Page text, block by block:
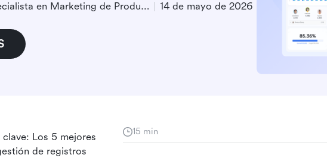
Especialista en Marketing de Producto 14 de mayo de 2026
15 min
Los 5 mejores
de registros